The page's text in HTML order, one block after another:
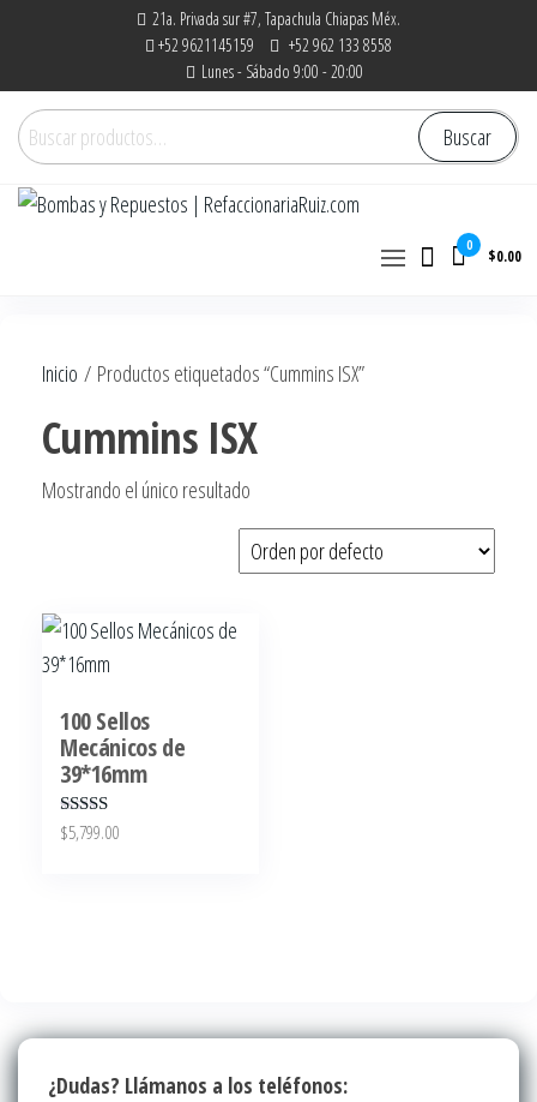
21a. Privada sur #7, Tapachula Chiapas Méx.
+52 9621145159
+52 962 133 8558
Lunes - Sábado 9:00 - 20:00
Buscar
por:
Buscar
0
$0.00
Inicio / Productos etiquetados “Cummins ISX”
Cummins ISX
Mostrando el único resultado
100 Sellos
Mecánicos de
39*16mm
Valora
do en
$5,799.00
¿Dudas? Llámanos a los teléfonos: